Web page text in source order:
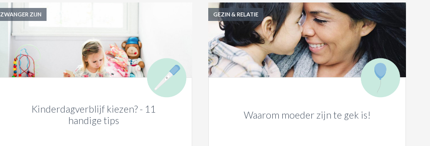
ZWANGER ZIJN
Kinderdagverblijf kiezen? - 11
handige tips
GEZIN & RELATIE
Waarom moeder zijn te gek is!